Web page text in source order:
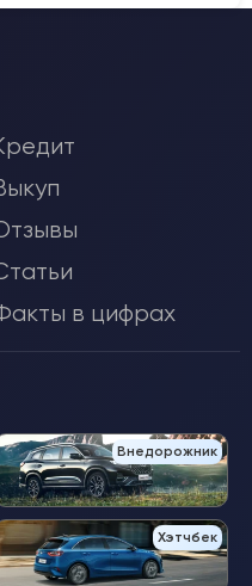
в цифрах
Внедорожник
Хэтчбек